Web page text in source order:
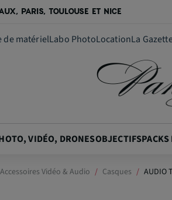
PARIS, TOULOUSE ET NICE
de matérielLabo PhotoLocationLa
VIDÉO, DRONESOBJECTIFS
Accessoires Vidéo & Audio Casques AUDIO